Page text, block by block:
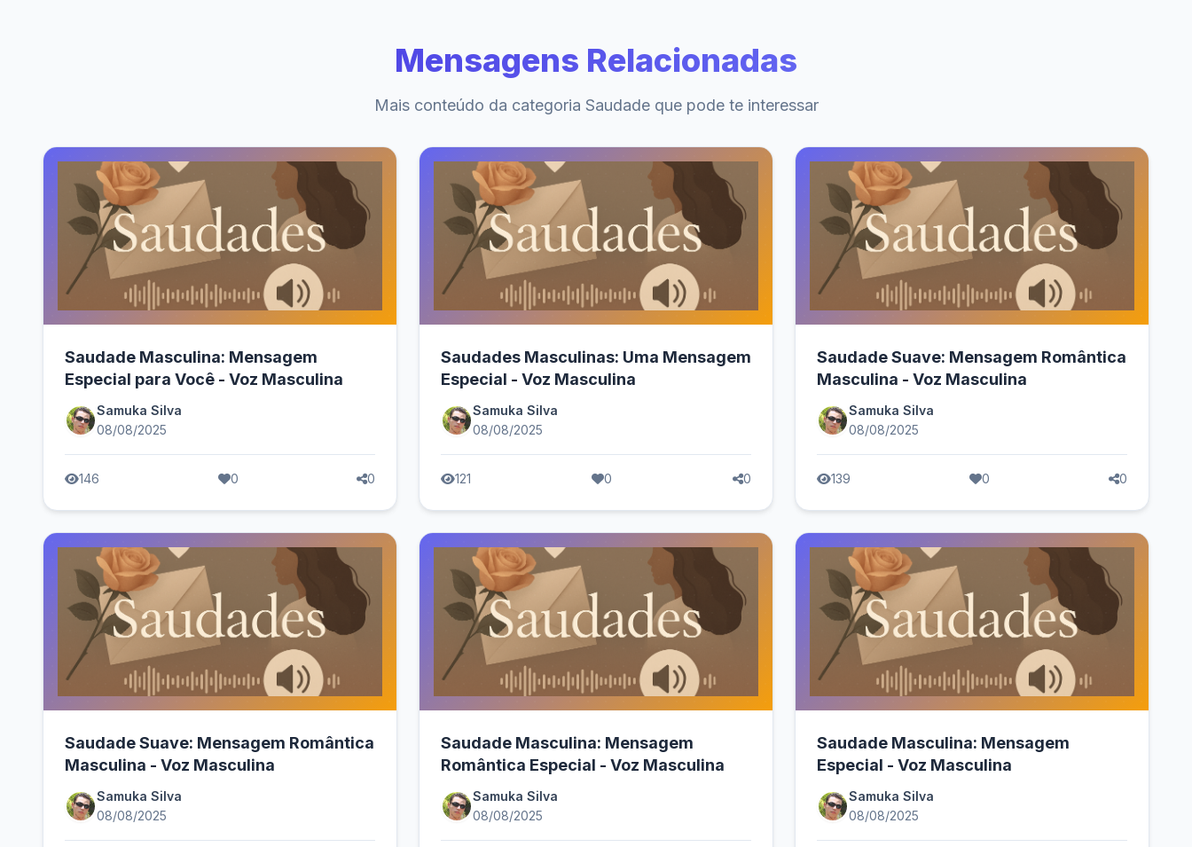
Mensagens Relacionadas
Mais conteúdo da categoria Saudade que pode te interessar
Saudade Masculina: Mensagem
Especial para Você - Voz Masculina
Samuka Silva
08/08/2025
146 0 0
Saudades Masculinas: Uma Mensagem
Especial - Voz Masculina
Samuka Silva
08/08/2025
121 0 0
Saudade Suave: Mensagem Romântica
Masculina - Voz Masculina
Samuka Silva
08/08/2025
139 0 0
Saudade Suave: Mensagem Romântica
Masculina - Voz Masculina
Samuka Silva
08/08/2025
Saudade Masculina: Mensagem
Romântica Especial - Voz Masculina
Samuka Silva
08/08/2025
Saudade Masculina: Mensagem
Especial - Voz Masculina
Samuka Silva
08/08/2025